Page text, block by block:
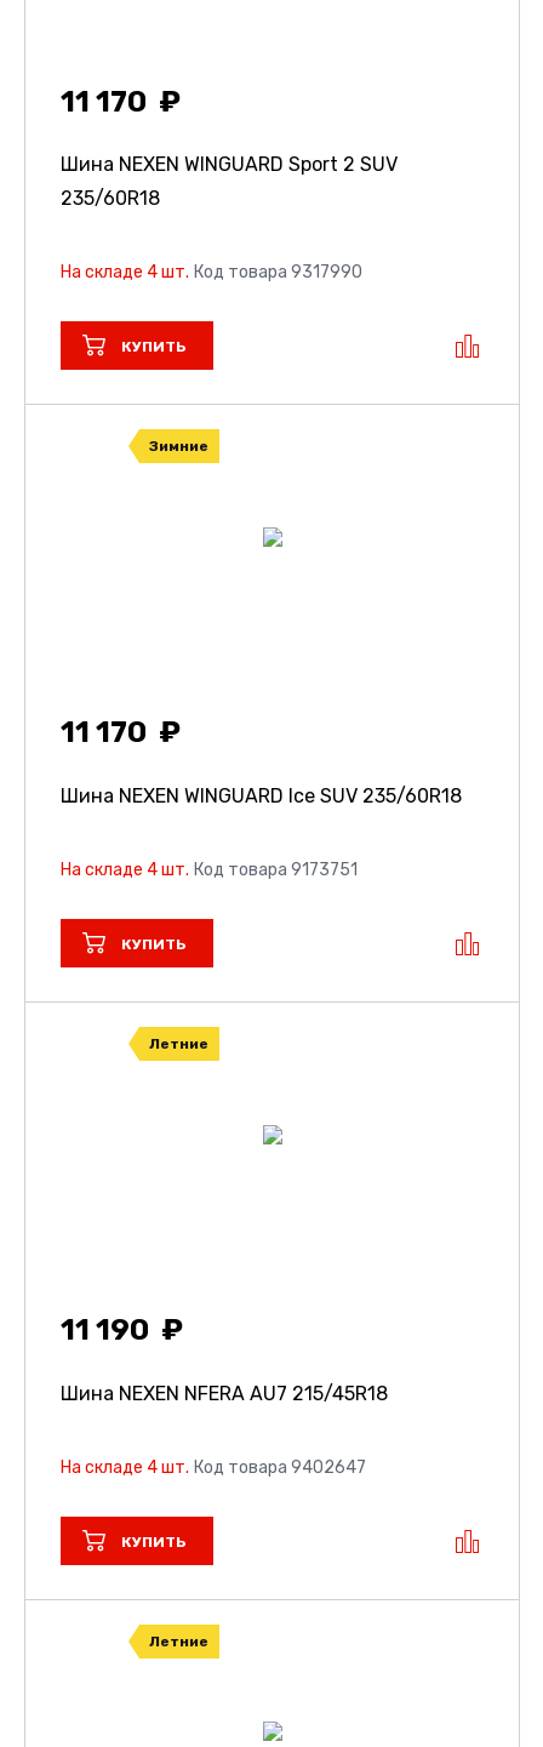
11 170
Шина NEXEN WINGUARD Sport 2 SUV
235/60R18
На складе 4 шт. Код товара 9317990
КУПИТЬ
Зимние
11 170
Шина NEXEN WINGUARD Ice SUV 235/60R18
На складе 4 шт. Код товара 9173751
КУПИТЬ
Летние
11 190
Шина NEXEN NFERA AU7 215/45R18
На складе 4 шт. Код товара 9402647
КУПИТЬ
Летние